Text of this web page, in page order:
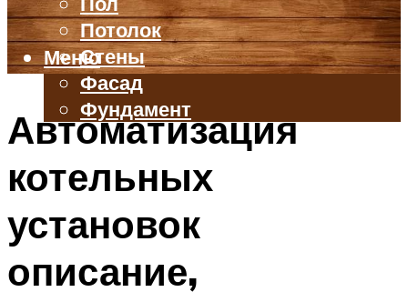
Потолок
Стены
Фасад
Фундамент
БАЛКОН И ЛОДЖИЯ
ВЕНТИЛЯЦИЯ
ТРУБЫ
Меню
Меню
Автоматизация
котельных
установок
описание,